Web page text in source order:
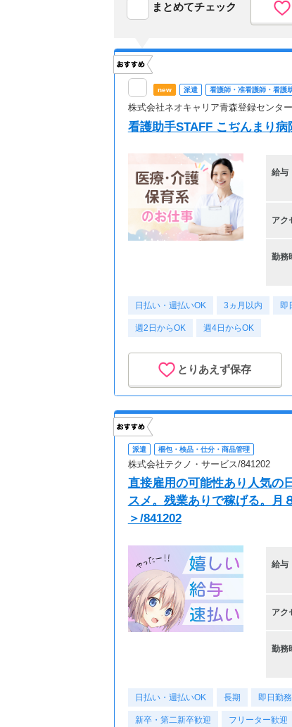
まとめてチェック
new 派遣 看護師・准看護師・看護
株式会社ネオキャリア青森登録センタ
看護助手STAFF こぢんまり
給与
アク
勤務
日払い・週払いOK 3ヵ月以内 即
週2日からOK 週4日からOK
とりあえず保存
派遣 梱包・検品・仕分・商品管理
株式会社テクノ・サービス/841202
直接雇用の可能性あり人気の
スメ。残業ありで稼げる。月
＞/841202
給与
アク
勤務
日払い・週払いOK 長期 即日勤
新卒・第二新卒歓迎 フリーター歓迎